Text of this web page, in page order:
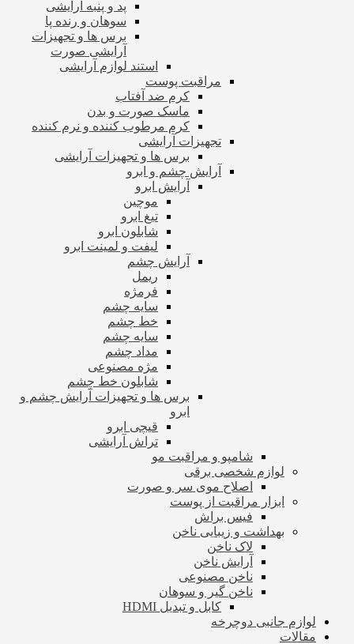
پد و پنبه آرایشی
سوهان و رنده پا
برس ها و تجهیزات
آرایشی صورت
استند لوازم آرایشی
مراقبت پوست
کرم ضد آفتاب
ماسک صورت و بدن
کرم مرطوب کننده و نرم کننده
تجهیزات آرایشی
برس ها و تجهیزات آرایشی
آرایش چشم و ابرو
آرایش ابرو
موچین
تیغ ابرو
شابلون ابرو
لیفت و لمینت ابرو
آرایش چشم
ریمل
فرمژه
سایه چشم
خط چشم
سایه چشم
مداد چشم
مژه مصنوعی
شابلون خط چشم
برس ها و تجهیزات آرایش چشم و
ابرو
قیچی ابرو
تراش آرایشی
شامپو و مراقبت مو
لوازم شخصی برقی
اصلاح موی سر و صورت
ابزار مراقبت از پوست
فیس براش
بهداشت و زیبایی ناخن
لاک ناخن
آرایش ناخن
ناخن مصنوعی
ناخن گیر و سوهان
کابل و تبدیل HDMI
لوازم جانبی دوچرخه
مقالات